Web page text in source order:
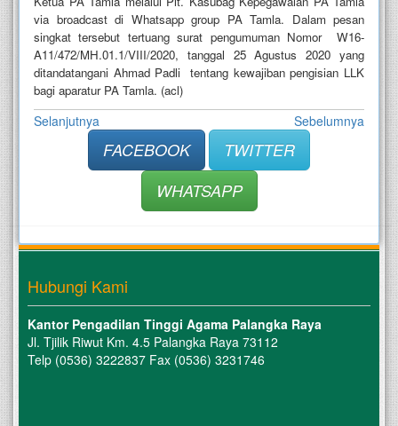
via broadcast di Whatsapp group PA Tamla. Dalam pesan
singkat tersebut tertuang surat pengumuman Nomor W16-
A11/472/MH.01.1/VIII/2020, tanggal 25 Agustus 2020 yang
ditandatangani Ahmad Padli tentang kewajiban pengisian LLK
bagi aparatur PA Tamla. (acl)
Selanjutnya Sebelumnya
FACEBOOK
TWITTER
WHATSAPP
Hubungi Kami
Kantor Pengadilan Tinggi Agama Palangka Raya
Jl. Tjilik Riwut Km. 4.5 Palangka Raya 73112
Telp (0536) 3222837 Fax (0536) 3231746